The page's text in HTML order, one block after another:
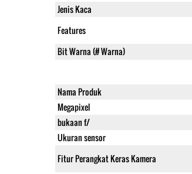
Jenis Kaca
Features
Bit Warna (# Warna)
Nama Produk
Megapixel
bukaan f/
Ukuran sensor
Fitur Perangkat Keras Kamera